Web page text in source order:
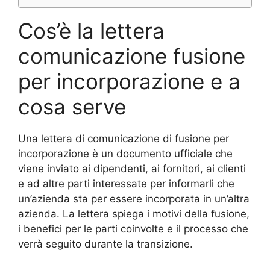
Cos’è la lettera
comunicazione fusione
per incorporazione e a
cosa serve
Una lettera di comunicazione di fusione per
incorporazione è un documento ufficiale che
viene inviato ai dipendenti, ai fornitori, ai clienti
e ad altre parti interessate per informarli che
un’azienda sta per essere incorporata in un’altra
azienda. La lettera spiega i motivi della fusione,
i benefici per le parti coinvolte e il processo che
verrà seguito durante la transizione.